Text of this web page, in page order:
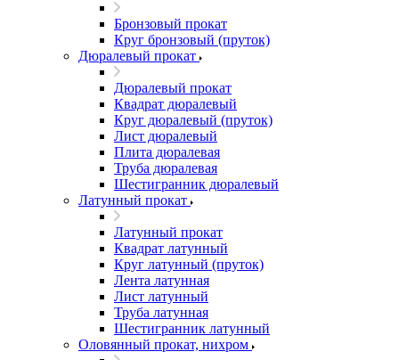
Бронзовый прокат
Круг бронзовый (пруток)
Дюралевый прокат
Дюралевый прокат
Квадрат дюралевый
Круг дюралевый (пруток)
Лист дюралевый
Плита дюралевая
Труба дюралевая
Шестигранник дюралевый
Латунный прокат
Латунный прокат
Квадрат латунный
Круг латунный (пруток)
Лента латунная
Лист латунный
Труба латунная
Шестигранник латунный
Оловянный прокат, нихром